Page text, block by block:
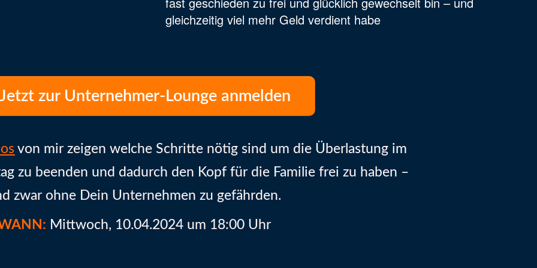
gleichzeitig viel mehr Geld verdient habe
zur Unternehmer-Lounge anmelden
von mir zeigen welche Schritte nötig sind um die Überlastung im
zu beenden und dadurch den Kopf für die Familie frei zu haben –
zwar ohne Dein Unternehmen zu gefährden.
Mittwoch, 10.04.2024 um 18:00 Uhr